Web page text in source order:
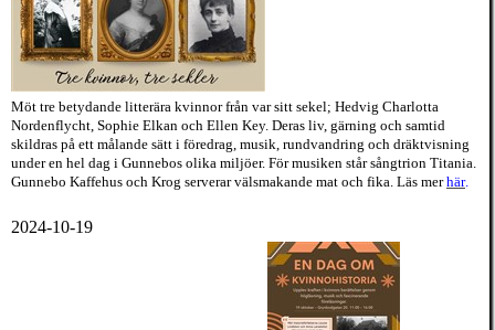
Möt tre betydande litterära kvinnor från var sitt sekel; Hedvig Charlotta
Nordenflycht, Sophie Elkan och Ellen Key. Deras liv, gärning och samtid
skildras på ett målande sätt i föredrag, musik, rundvandring och dräktvisning
under en hel dag i Gunnebos olika miljöer. För musiken står sångtrion Titania.
Gunnebo Kaffehus och Krog serverar välsmakande mat och fika. Läs merhär.
2024-10-19